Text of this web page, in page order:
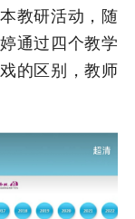
教研活动，随
通过四个教学
的区别，教师